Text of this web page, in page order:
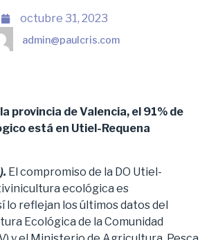
octubre 31, 2023
admin@paulcris.com
provincia de Valencia, el 91% de
está en Utiel-Requena
El compromiso de la DO Utiel-
ecológica es
lo reflejan los últimos datos del
Ecológica de la Comunidad